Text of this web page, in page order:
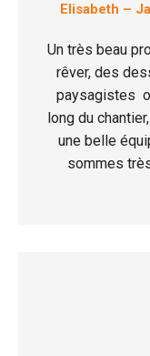
Elisabeth –
Un très beau
rêver, des
paysagistes
long du
une belle
sommes